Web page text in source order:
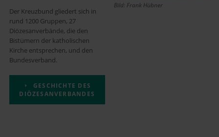
Der Kreuzbund gliedert sich in
rund 1200 Gruppen, 27
Diözesanverbände, die den
Bistümern der katholischen
Kirche entsprechen, und den
Bundesverband.
GESCHICHTE DES
DIÖZESANVERBANDES
Bild: Frank Hübner